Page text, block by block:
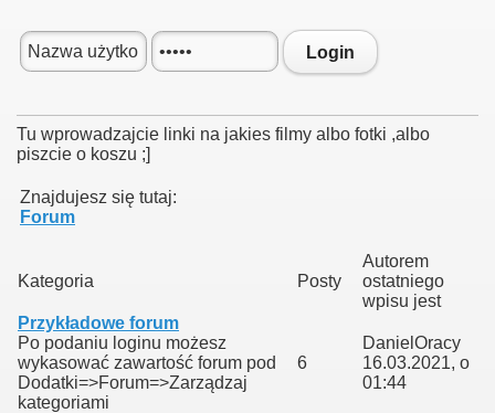
Login
Tu wprowadzajcie linki na jakies filmy albo fotki ,albo
piszcie o koszu ;]
Znajdujesz się tutaj:
Forum
Kategoria Posty
Autorem
ostatniego
wpisu jest
Przykładowe forum
Po podaniu loginu możesz
wykasować zawartość forum pod
Dodatki=>Forum=>Zarządzaj
kategoriami
6
DanielOracy
16.03.2021, o
01:44